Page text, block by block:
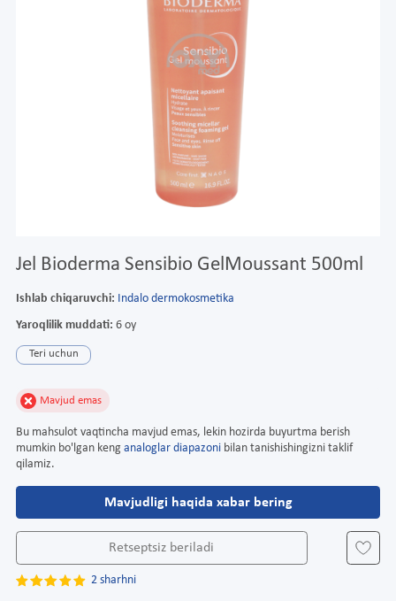
Jel Bioderma Sensibio GelMoussant 500ml
Ishlab chiqaruvchi: Indalo dermokosmetika
Yaroqlilik muddati: 6 oy
Teri uchun
Mavjud emas
Bu mahsulot vaqtincha mavjud emas, lekin hozirda buyurtma berish
mumkin bo'lgan keng analoglar diapazoni bilan tanishishingizni taklif
qilamiz.
Mavjudligi haqida xabar bering
Retseptsiz beriladi
2 sharhni